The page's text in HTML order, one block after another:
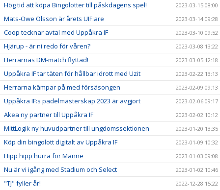
Hög tid att köpa Bingolotter till påskdagens spel! 2023-03-15 08:00
Mats-Owe Olsson är årets UIF:are 2023-03-14 09:28
Coop tecknar avtal med Uppåkra IF 2023-03-10 09:52
Hjärup - är ni redo för våren? 2023-03-08 13:22
Herrarnas DM-match flyttad! 2023-03-05 12:18
Uppåkra IF tar täten för hållbar idrott med Uzit 2023-02-22 13:13
Herrarna kämpar på med försäsongen 2023-02-09 09:13
Uppåkra IF:s padelmästerskap 2023 är avgjort 2023-02-06 09:17
Akea ny partner till Uppåkra IF 2023-02-02 10:12
MittLogik ny huvudpartner till ungdomssektionen 2023-01-20 13:35
Köp din bingolott digitalt av Uppåkra IF 2023-01-09 10:32
Hipp hipp hurra för Manne 2023-01-03 09:08
Nu är vi igång med Stadium och Select 2023-01-02 10:46
"TJ" fyller år! 2022-12-28 15:22